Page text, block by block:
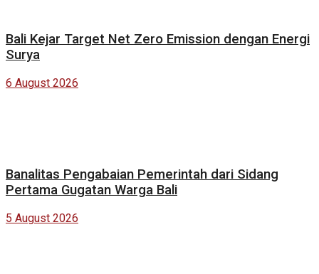
Bali Kejar Target Net Zero Emission dengan Energi
Surya
6 August 2026
Banalitas Pengabaian Pemerintah dari Sidang
Pertama Gugatan Warga Bali
5 August 2026